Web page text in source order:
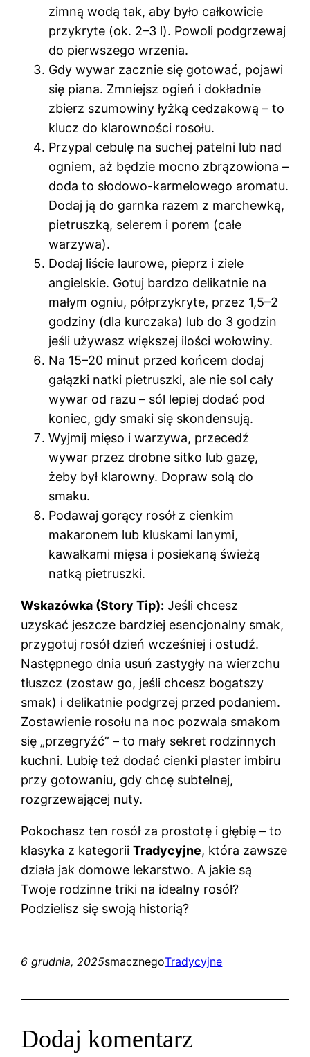
zimną wodą tak, aby było całkowicie
przykryte (ok. 2–3 l). Powoli podgrzewaj
do pierwszego wrzenia.
Gdy wywar zacznie się gotować, pojawi
się piana. Zmniejsz ogień i dokładnie
zbierz szumowiny łyżką cedzakową – to
klucz do klarowności rosołu.
Przypal cebulę na suchej patelni lub nad
ogniem, aż będzie mocno zbrązowiona –
doda to słodowo-karmelowego aromatu.
Dodaj ją do garnka razem z marchewką,
pietruszką, selerem i porem (całe
warzywa).
Dodaj liście laurowe, pieprz i ziele
angielskie. Gotuj bardzo delikatnie na
małym ogniu, półprzykryte, przez 1,5–2
godziny (dla kurczaka) lub do 3 godzin
jeśli używasz większej ilości wołowiny.
Na 15–20 minut przed końcem dodaj
gałązki natki pietruszki, ale nie sol cały
wywar od razu – sól lepiej dodać pod
koniec, gdy smaki się skondensują.
Wyjmij mięso i warzywa, przecedź
wywar przez drobne sitko lub gazę,
żeby był klarowny. Dopraw solą do
smaku.
Podawaj gorący rosół z cienkim
makaronem lub kluskami lanymi,
kawałkami mięsa i posiekaną świeżą
natką pietruszki.
Wskazówka (Story Tip): Jeśli chcesz
uzyskać jeszcze bardziej esencjonalny smak,
przygotuj rosół dzień wcześniej i ostudź.
Następnego dnia usuń zastygły na wierzchu
tłuszcz (zostaw go, jeśli chcesz bogatszy
smak) i delikatnie podgrzej przed podaniem.
Zostawienie rosołu na noc pozwala smakom
się „przegryźć” – to mały sekret rodzinnych
kuchni. Lubię też dodać cienki plaster imbiru
przy gotowaniu, gdy chcę subtelnej,
rozgrzewającej nuty.
Pokochasz ten rosół za prostotę i głębię – to
klasyka z kategoriiTradycyjne, która zawsze
działa jak domowe lekarstwo. A jakie są
Twoje rodzinne triki na idealny rosół?
Podzielisz się swoją historią?
6 grudnia, 2025smacznegoTradycyjne
Dodaj komentarz